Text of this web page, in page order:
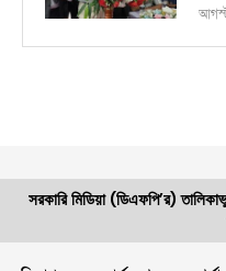
সরকারি মিডিয়া (ডিএফপি’র)